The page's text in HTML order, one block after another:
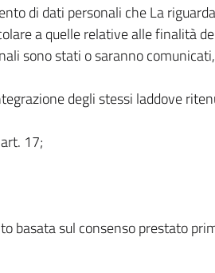
di dati personali che La
a quelle relative alle finalità
sono stati o saranno
degli stessi laddove
17;
basata sul consenso prestato